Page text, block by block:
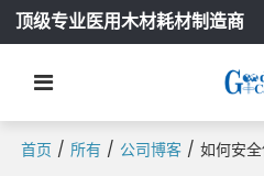
顶级专业医用木材耗材制造商
首页 / 所有 / 公司博客 / 如何安